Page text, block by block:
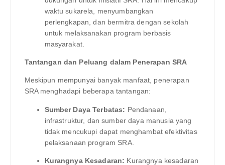
waktu sukarela, menyumbangkan
perlengkapan, dan bermitra dengan sekolah
untuk melaksanakan program berbasis
masyarakat.
Tantangan dan Peluang dalam Penerapan SRA
Meskipun mempunyai banyak manfaat, penerapan
SRA menghadapi beberapa tantangan:
Sumber Daya Terbatas: Pendanaan,
infrastruktur, dan sumber daya manusia yang
tidak mencukupi dapat menghambat efektivitas
pelaksanaan program SRA.
Kurangnya Kesadaran: Kurangnya kesadaran